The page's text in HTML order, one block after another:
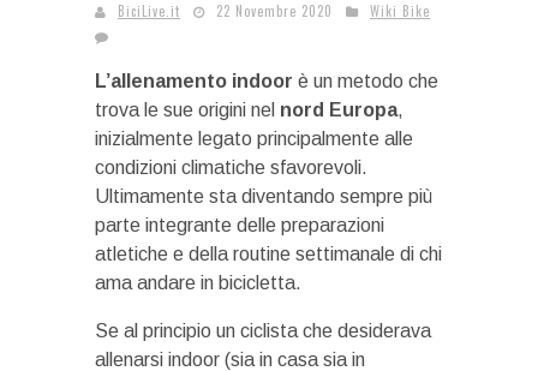
BiciLive.it 22 Novembre 2020 Wiki Bike
L’allenamento indoor è un metodo che
trova le sue origini nel nord Europa,
inizialmente legato principalmente alle
condizioni climatiche sfavorevoli.
Ultimamente sta diventando sempre più
parte integrante delle preparazioni
atletiche e della routine settimanale di chi
ama andare in bicicletta.
Se al principio un ciclista che desiderava
allenarsi indoor (sia in casa sia in